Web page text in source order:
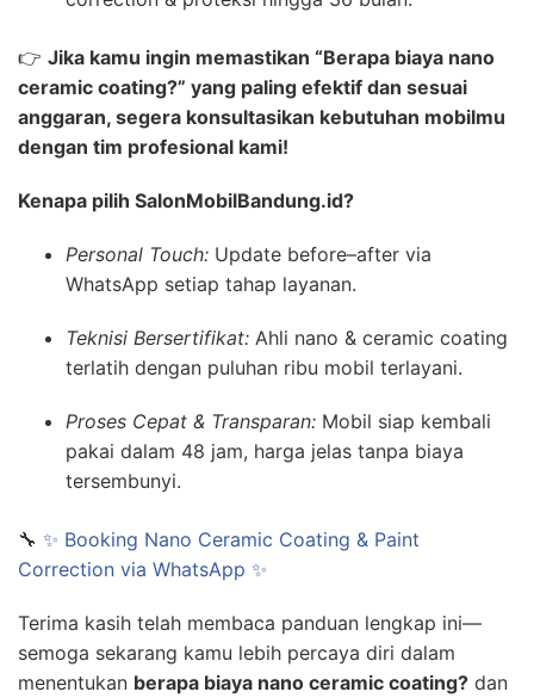
👉 Jika kamu ingin memastikan “Berapa biaya nano
ceramic coating?” yang paling efektif dan sesuai
anggaran, segera konsultasikan kebutuhan mobilmu
dengan tim profesional kami!
Kenapa pilih SalonMobilBandung.id?
Personal Touch: Update before–after via
WhatsApp setiap tahap layanan.
Teknisi Bersertifikat: Ahli nano & ceramic coating
terlatih dengan puluhan ribu mobil terlayani.
Proses Cepat & Transparan: Mobil siap kembali
pakai dalam 48 jam, harga jelas tanpa biaya
tersembunyi.
🔧 ✨ Booking Nano Ceramic Coating & Paint
Correction via WhatsApp ✨
Terima kasih telah membaca panduan lengkap ini—
semoga sekarang kamu lebih percaya diri dalam
menentukan berapa biaya nano ceramic coating? dan